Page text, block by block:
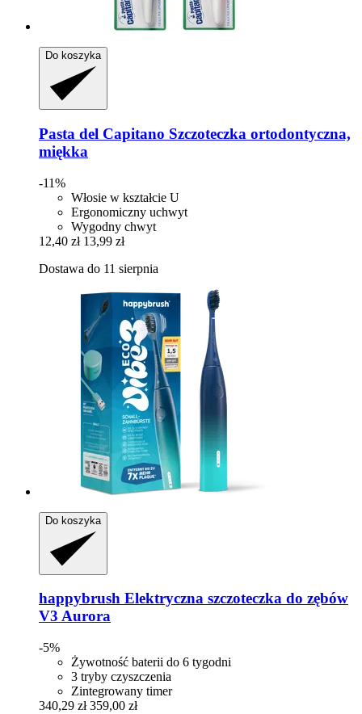
Do koszyka
Pasta del Capitano Szczoteczka ortodontyczna,
miękka
-11%
Włosie w kształcie U
Ergonomiczny uchwyt
Wygodny chwyt
12,40 zł 13,99 zł
Dostawa do 11 sierpnia
Do koszyka
happybrush Elektryczna szczoteczka do zębów
V3 Aurora
-5%
Żywotność baterii do 6 tygodni
3 tryby czyszczenia
Zintegrowany timer
340,29 zł 359,00 zł